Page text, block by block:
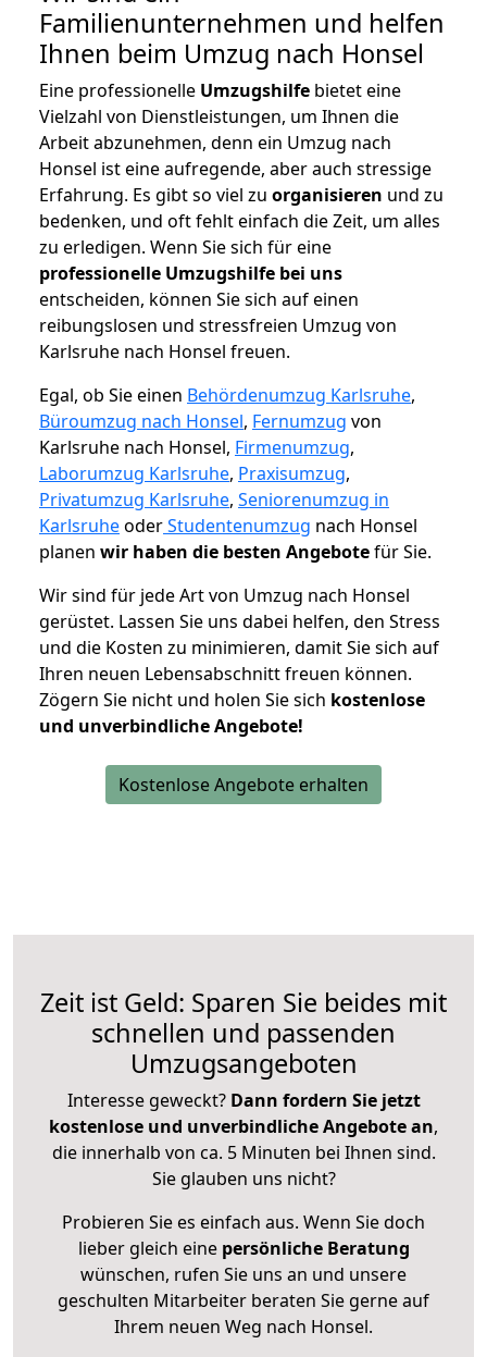
Familienunternehmen und helfen
Ihnen beim Umzug nach Honsel
Eine professionelle Umzugshilfe bietet eine
Vielzahl von Dienstleistungen, um Ihnen die
Arbeit abzunehmen, denn ein Umzug nach
Honsel ist eine aufregende, aber auch stressige
Erfahrung. Es gibt so viel zu organisieren und zu
bedenken, und oft fehlt einfach die Zeit, um alles
zu erledigen. Wenn Sie sich für eine
professionelle Umzugshilfe bei uns
entscheiden, können Sie sich auf einen
reibungslosen und stressfreien Umzug von
Karlsruhe nach Honsel freuen.
Egal, ob Sie einen Behördenumzug Karlsruhe,
Büroumzug nach Honsel, Fernumzug von
Karlsruhe nach Honsel, Firmenumzug,
Laborumzug Karlsruhe, Praxisumzug,
Privatumzug Karlsruhe, Seniorenumzug in
KarlsruheoderStudentenumzug nach Honsel
planen wir haben die besten Angebotefür Sie.
Wir sind für jede Art von Umzug nach Honsel
gerüstet. Lassen Sie uns dabei helfen, den Stress
und die Kosten zu minimieren, damit Sie sich auf
Ihren neuen Lebensabschnitt freuen können.
Zögern Sie nicht und holen Sie sich kostenlose
und unverbindliche Angebote!
Kostenlose Angebote erhalten
Zeit ist Geld: Sparen Sie beides mit
schnellen und passenden
Umzugsangeboten
Interesse geweckt? Dann fordern Sie jetzt
kostenlose und unverbindliche Angebote an,
die innerhalb von ca. 5 Minuten bei Ihnen sind.
Sie glauben uns nicht?
Probieren Sie es einfach aus. Wenn Sie doch
lieber gleich eine persönliche Beratung
wünschen, rufen Sie uns an und unsere
geschulten Mitarbeiter beraten Sie gerne auf
Ihrem neuen Weg nach Honsel.